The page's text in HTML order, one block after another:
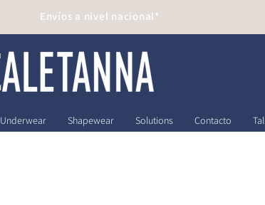
Envíos a nivel nacional*
Underwear Shapewear Solutions Contacto